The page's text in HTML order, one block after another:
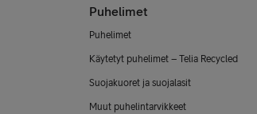
Puhelimet
Puhelimet
Käytetyt puhelimet – Telia Recycled
Suojakuoret ja suojalasit
Muut puhelintarvikkeet